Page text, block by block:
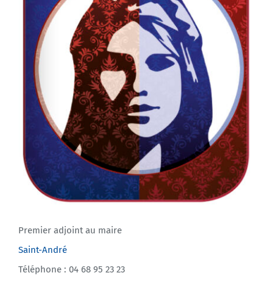
Premier adjoint au maire
Saint-André
Téléphone : 04 68 95 23 23